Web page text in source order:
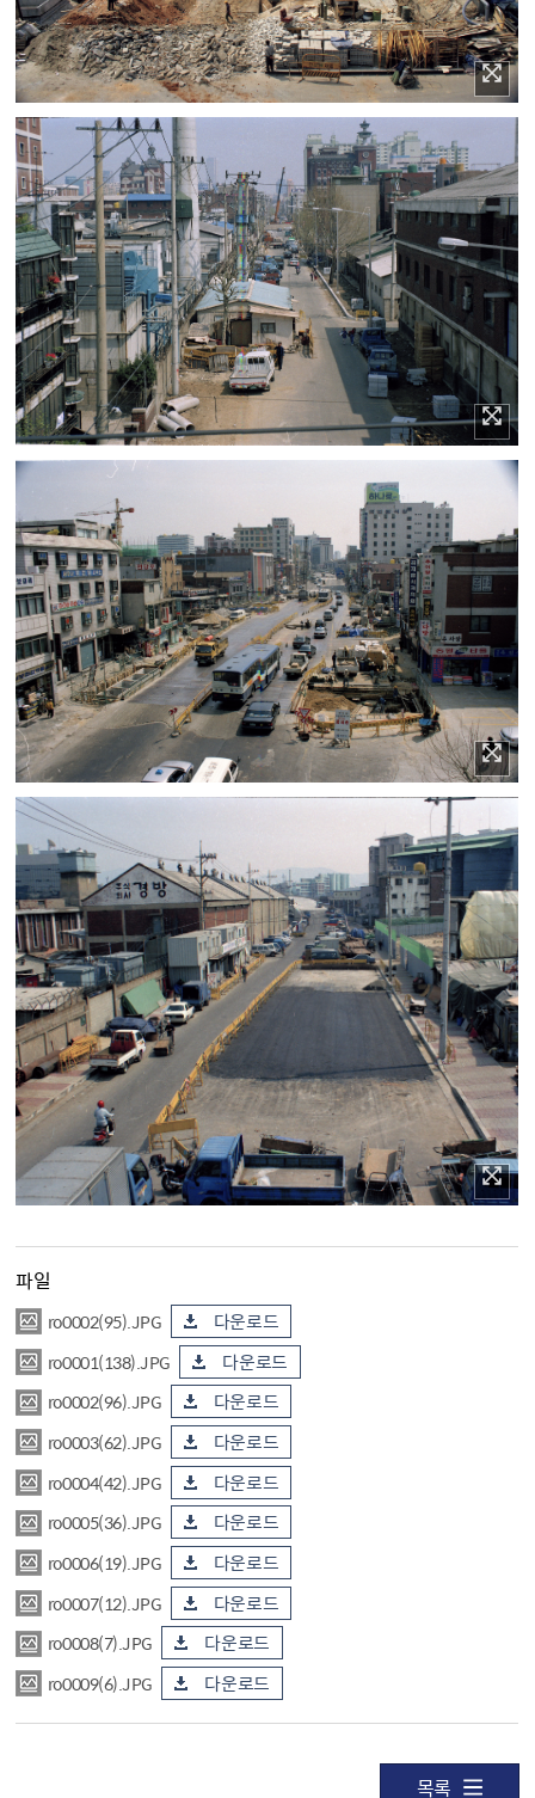
파일
ro0002(95).JPG
다운로드
ro0001(138).JPG
다운로드
ro0002(96).JPG
다운로드
ro0003(62).JPG
다운로드
ro0004(42).JPG
다운로드
ro0005(36).JPG
다운로드
ro0006(19).JPG
다운로드
ro0007(12).JPG
다운로드
ro0008(7).JPG
다운로드
ro0009(6).JPG
다운로드
목록